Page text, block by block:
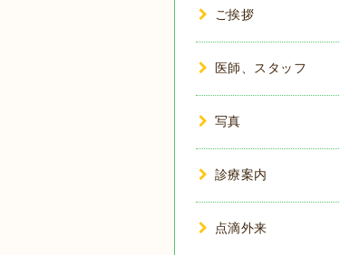
ご挨拶
医師、スタッフ
写真
診療案内
点滴外来